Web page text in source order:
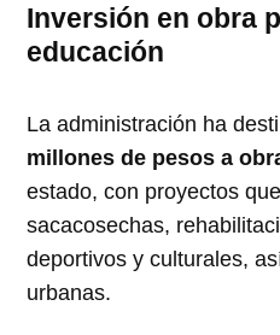
Inversión en obra
educación
La administración ha
millones de pesos a
estado, con proyectos
sacacosechas,
deportivos y culturales,
urbanas.